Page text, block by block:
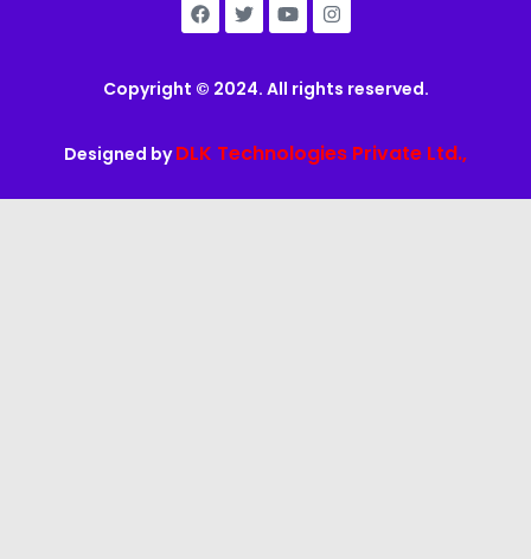
Copyright © 2024. All rights reserved.
Designed byDLK Technologies Private Ltd.,